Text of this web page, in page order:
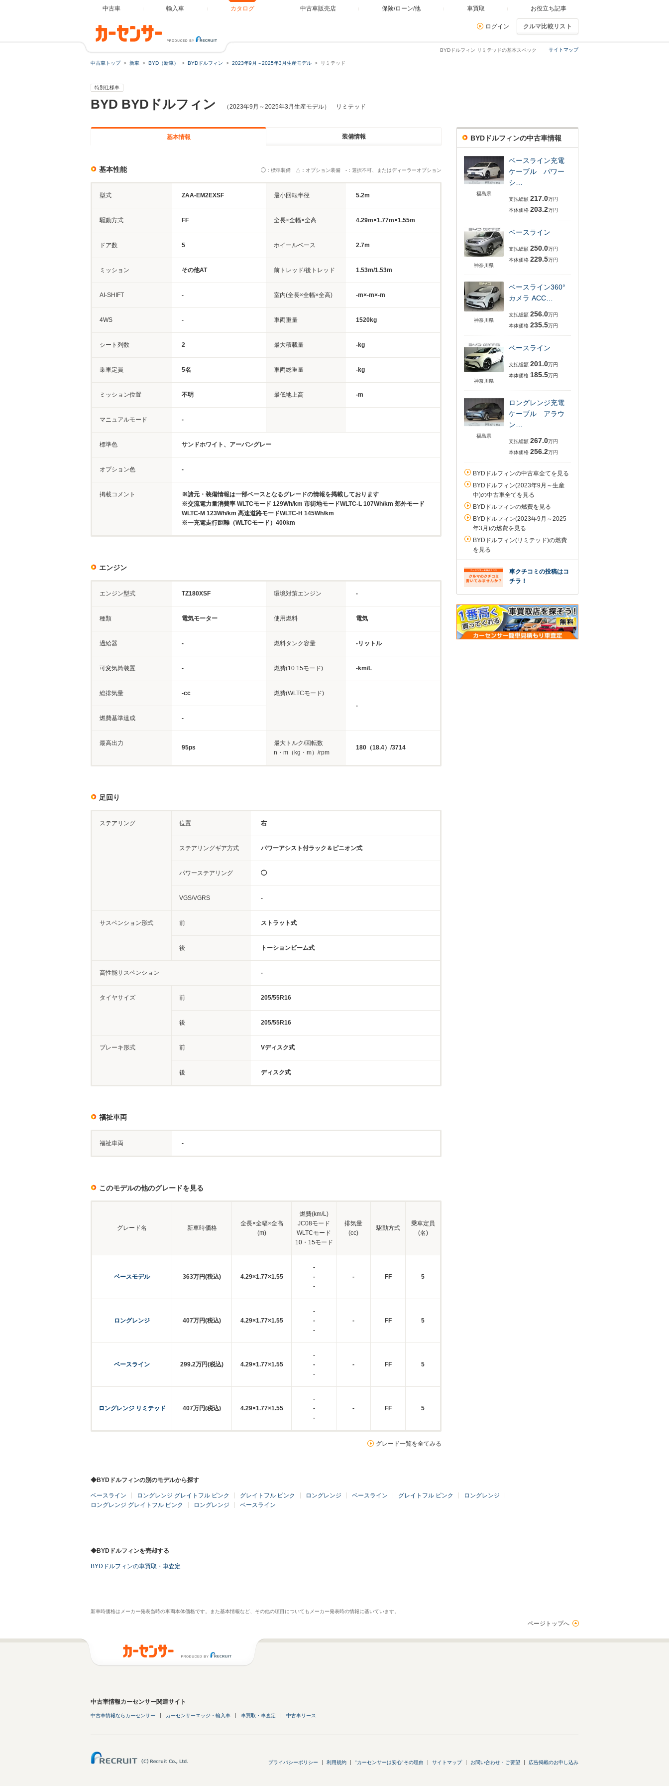
中古車 輸入車 カタログ 中古車販売店 保険/ローン/他 車買取 お役立ち記事
ログイン クルマ比較リスト
サイトマップ
BYDドルフィン リミテッドの基本スペック
中古車トップ 新車 BYD（新車） BYDドルフィン 2023年9月～2025年3月生産モデル リミテッド
特別仕様車
BYD BYDドルフィン （2023年9月～2025年3月生産モデル） リミテッド
基本情報 装備情報
基本性能 ◯：標準装備 △：オプション装備 -：選択不可、またはディーラーオプション
型式 ZAA-EM2EXSF 最小回転半径 5.2m
駆動方式 FF 全長×全幅×全高 4.29m×1.77m×1.55m
ドア数 5 ホイールベース 2.7m
ミッション その他AT 前トレッド/後トレッド 1.53m/1.53m
AI-SHIFT - 室内(全長×全幅×全高) -m×-m×-m
4WS - 車両重量 1520kg
シート列数 2 最大積載量 -kg
乗車定員 5名 車両総重量 -kg
ミッション位置 不明 最低地上高 -m
マニュアルモード -
標準色 サンドホワイト、アーバングレー
オプション色 -
掲載コメント
※諸元・装備情報は一部ベースとなるグレードの情報を掲載しております
※交流電力量消費率 WLTCモード 129Wh/km 市街地モードWLTC-L 107Wh/km 郊外モード
WLTC-M 123Wh/km 高速道路モードWLTC-H 145Wh/km
※一充電走行距離（WLTCモード）400km
エンジン
エンジン型式 TZ180XSF 環境対策エンジン -
種類 電気モーター 使用燃料 電気
過給器 - 燃料タンク容量 -リットル
可変気筒装置 - 燃費(10.15モード) -km/L
総排気量 -cc
燃費(WLTCモード)
-
燃費基準達成
-
最高出力
95ps
最大トルク/回転数
n・m（kg・m）/rpm
180（18.4）/3714
足回り
ステアリング 位置 右
ステアリングギア方式 パワーアシスト付ラック＆ピニオン式
パワーステアリング ◯
VGS/VGRS -
サスペンション形式 前 ストラット式
後 トーションビーム式
高性能サスペンション -
タイヤサイズ 前 205/55R16
後 205/55R16
ブレーキ形式 前 Vディスク式
後 ディスク式
福祉車両
福祉車両 -
このモデルの他のグレードを見る
グレード名 新車時価格
全長×全幅×全高
(m)
燃費(km/L)
JC08モード
WLTCモード
10・15モード
排気量
(cc)
駆動方式
乗車定員
(名)
ベースモデル 363万円(税込) 4.29×1.77×1.55
-
-
-
- FF 5
ロングレンジ 407万円(税込) 4.29×1.77×1.55
-
-
-
- FF 5
ベースライン 299.2万円(税込) 4.29×1.77×1.55
-
-
-
- FF 5
ロングレンジ リミテッド 407万円(税込) 4.29×1.77×1.55
-
-
-
- FF 5
グレード一覧を全てみる
BYDドルフィンの中古車情報
福島県
ベースライン充電
ケーブル パワー
シ…
支払総額 217.0万円
本体価格 203.2万円
神奈川県
ベースライン
支払総額 250.0万円
本体価格 229.5万円
神奈川県
ベースライン360°
カメラ ACC…
支払総額 256.0万円
本体価格 235.5万円
神奈川県
ベースライン
支払総額 201.0万円
本体価格 185.5万円
福島県
ロングレンジ充電
ケーブル アラウ
ン…
支払総額 267.0万円
本体価格 256.2万円
BYDドルフィンの中古車全てを見る
BYDドルフィン(2023年9月～生産
中)の中古車全てを見る
BYDドルフィンの燃費を見る
BYDドルフィン(2023年9月～2025
年3月)の燃費を見る
BYDドルフィン(リミテッド)の燃費
を見る
車クチコミの投稿はコ
チラ！
◆BYDドルフィンの別のモデルから探す
ベースライン ロングレンジ グレイトフル ピンク グレイトフル ピンク ロングレンジ ベースライン グレイトフル ピンク
ロングレンジ
ロングレンジ グレイトフル ピンク
ロングレンジ ベースライン
◆BYDドルフィンを売却する
BYDドルフィンの車買取・車査定
新車時価格はメーカー発表当時の車両本体価格です。また基本情報など、その他の項目についてもメーカー発表時の情報に基いています。
ページトップへ
中古車情報カーセンサー関連サイト
中古車情報ならカーセンサー カーセンサーエッジ・輸入車 車買取・車査定 中古車リース
プライバシーポリシー 利用規約 "カーセンサーは安心"その理由 サイトマップ お問い合わせ・ご要望 広告掲載のお申し込み